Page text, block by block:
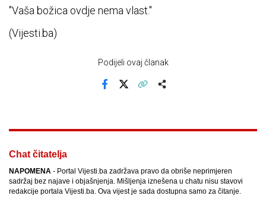
"Vaša božica ovdje nema vlast."
(Vijesti.ba)
Podijeli ovaj članak
Chat čitatelja
NAPOMENA - Portal Vijesti.ba zadržava pravo da obriše neprimjeren
sadržaj bez najave i objašnjenja. Mišljenja iznešena u chatu nisu stavovi
redakcije portala Vijesti.ba. Ova vijest je sada dostupna samo za čitanje.